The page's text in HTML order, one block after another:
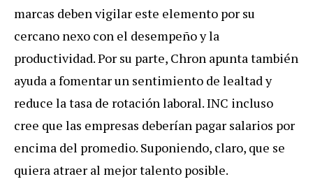
marcas deben vigilar este elemento por su
cercano nexo con el desempeño y la
productividad. Por su parte, Chron apunta también
ayuda a fomentar un sentimiento de lealtad y
reduce la tasa de rotación laboral. INC incluso
cree que las empresas deberían pagar salarios por
encima del promedio. Suponiendo, claro, que se
quiera atraer al mejor talento posible.